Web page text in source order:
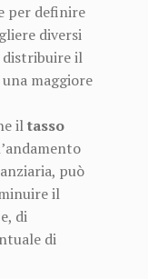
per definire
diversi
distribuire il
maggiore
iltasso
può
il
di
di